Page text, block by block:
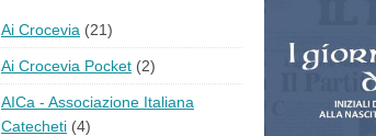
Ai Crocevia (21)
Ai Crocevia Pocket (2)
AICa - Associazione Italiana
Catecheti (4)